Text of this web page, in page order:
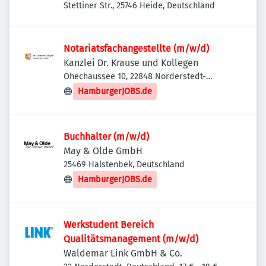
Stettiner Str., 25746 Heide, Deutschland
Notariatsfachangestellte (m/w/d)
Kanzlei Dr. Krause und Kollegen
Ohechaussee 10, 22848 Norderstedt-
Hamburg-Nord, Deutschland
HamburgerJOBS.de
Buchhalter (m/w/d)
May & Olde GmbH
25469 Halstenbek, Deutschland
HamburgerJOBS.de
Werkstudent Bereich
Qualitätsmanagement (m/w/d)
Waldemar Link GmbH & Co.